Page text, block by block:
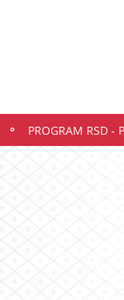
PROGRAM RSD -